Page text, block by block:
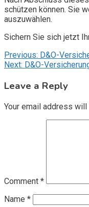
schützen können. Sie
auszuwählen.
Sichern Sie sich jetzt
Post
navigation
Previous: D&O-
Next: D&O-
Leave a Reply
Your email address
Comment *
Name *